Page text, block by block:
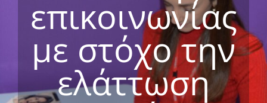
επικοινωνίας
με στόχο την
ελάττωση